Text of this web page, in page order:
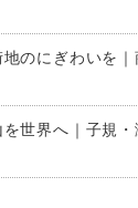
のにぎわいを
世界へ｜子規